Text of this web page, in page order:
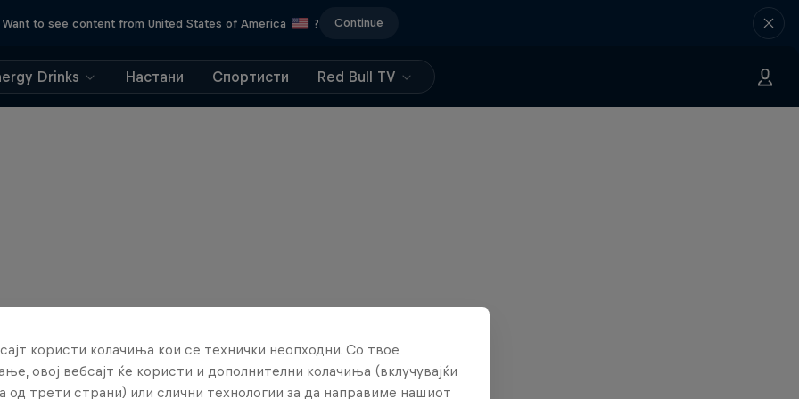
Want to see content from United States of America ? Continue
Drinks Настани Спортисти Red Bull TV
користи колачиња кои се технички неопходни. Со твое
овој вебсајт ќе користи и дополнителни колачиња (вклучувајќи
од трети страни) или слични технологии за да направиме нашиот